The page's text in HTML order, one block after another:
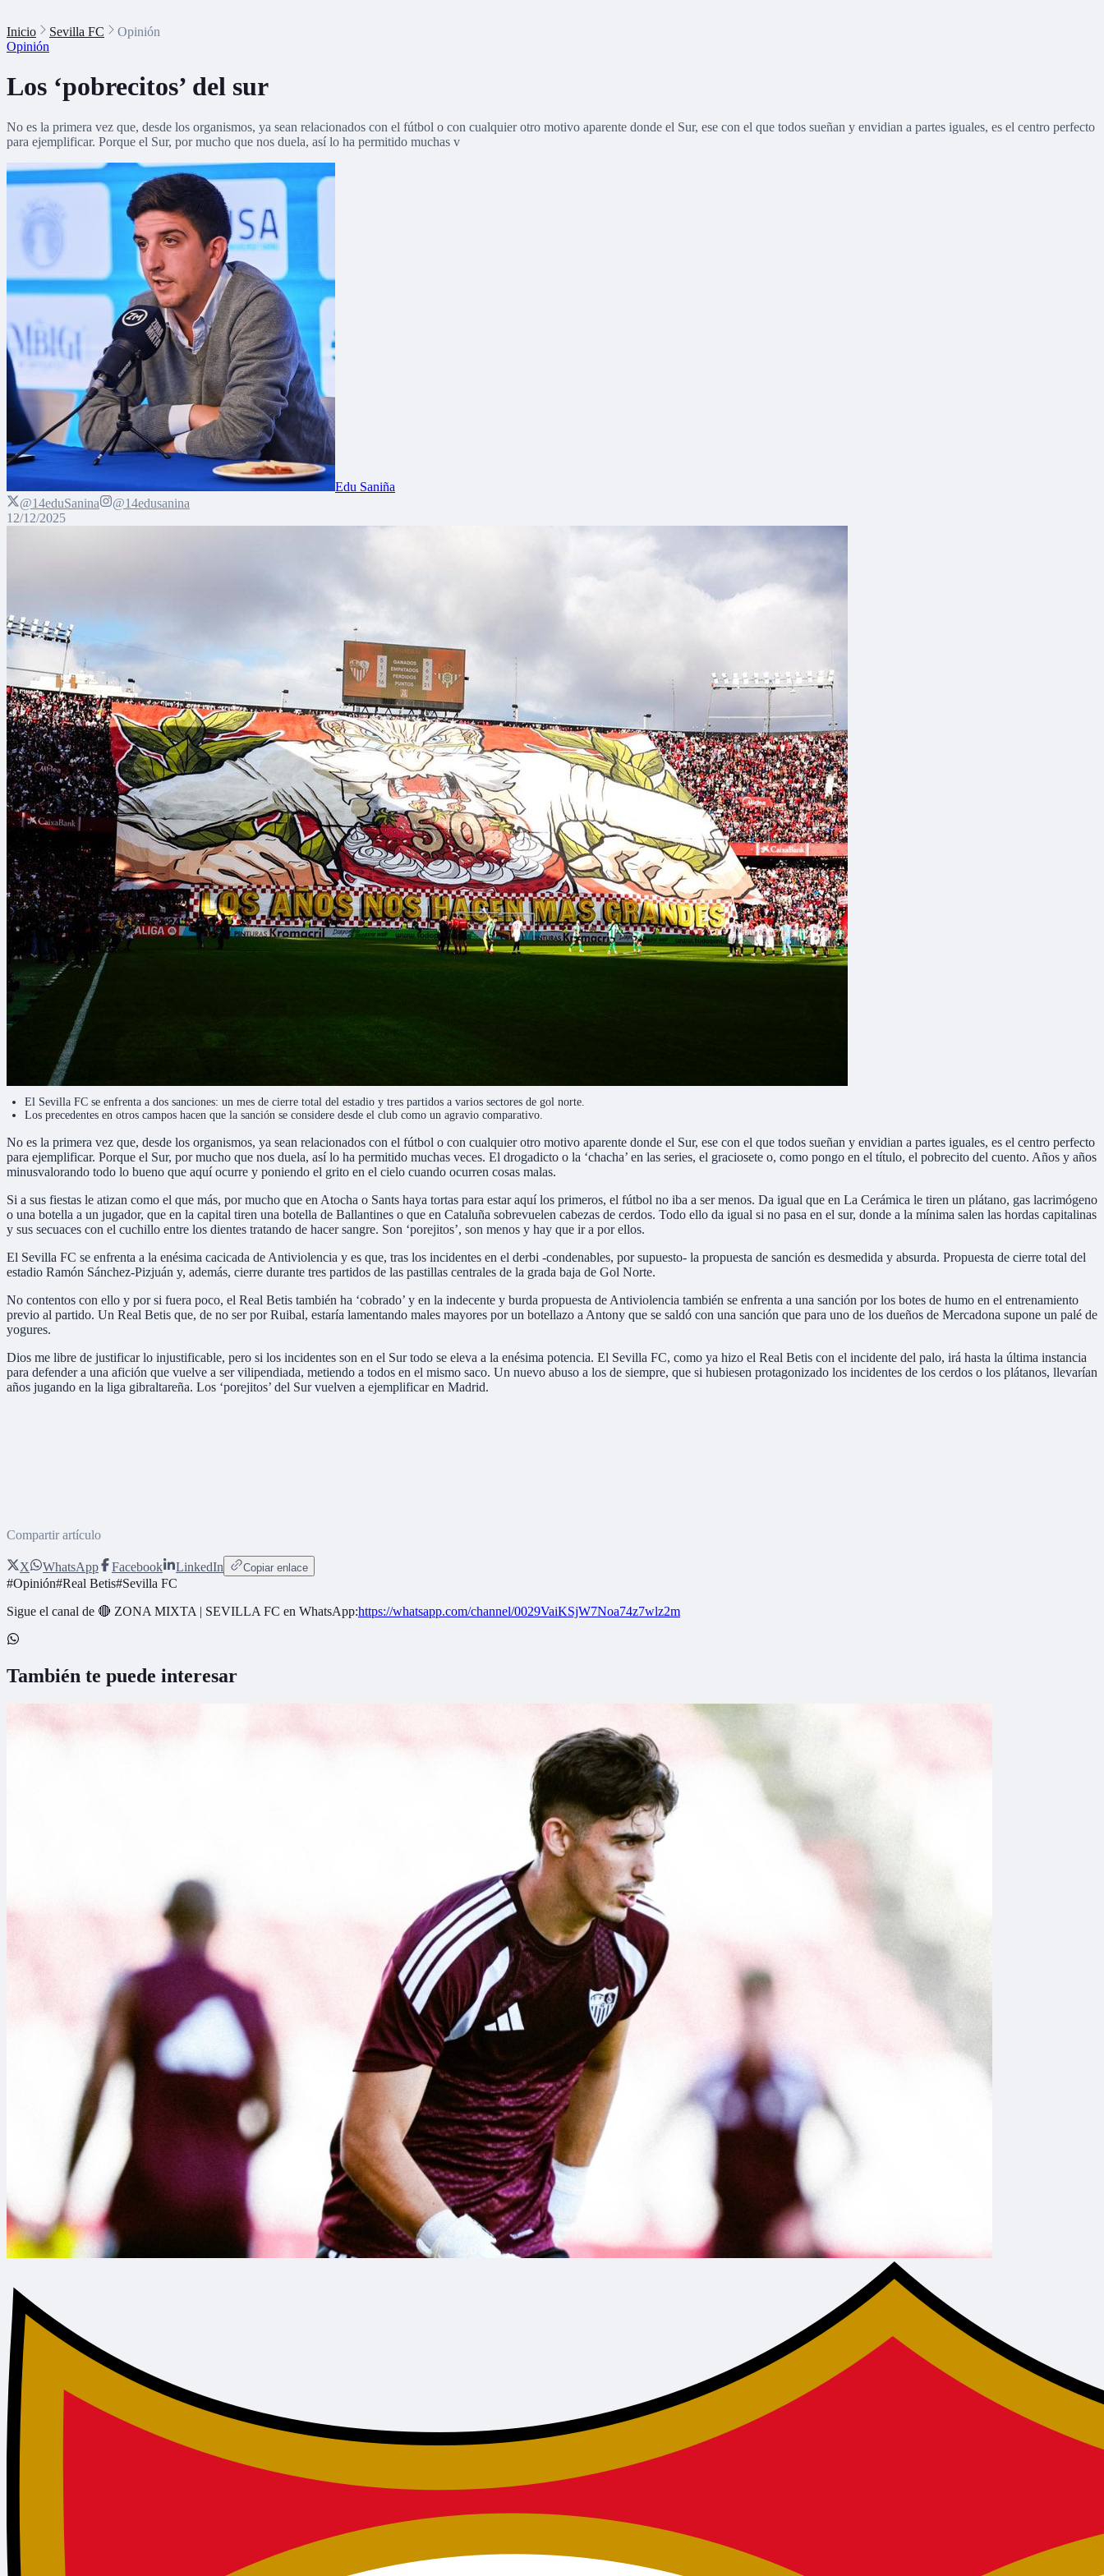
Inicio Sevilla FC
Opinión
Opinión
Los ‘pobrecitos’ del sur
No es la primera vez que, desde los organismos, ya sean relacionados con el fútbol o con cualquier otro motivo aparente donde el Sur, ese con el que todos sueñan y envidian a partes iguales, es el centro perfecto
para ejemplificar. Porque el Sur, por mucho que nos duela, así lo ha permitido muchas v
Edu Saniña
@14eduSanina
@14edusanina
12/12/2025
El Sevilla FC se enfrenta a dos sanciones: un mes de cierre total del estadio y tres partidos a varios sectores de gol norte.
Los precedentes en otros campos hacen que la sanción se considere desde el club como un agravio comparativo.
No es la primera vez que, desde los organismos, ya sean relacionados con el fútbol o con cualquier otro motivo aparente donde el Sur, ese con el que todos sueñan y envidian a partes iguales, es el centro perfecto
para ejemplificar. Porque el Sur, por mucho que nos duela, así lo ha permitido muchas veces. El drogadicto o la ‘chacha’ en las series, el graciosete o, como pongo en el título, el pobrecito del cuento. Años y años
minusvalorando todo lo bueno que aquí ocurre y poniendo el grito en el cielo cuando ocurren cosas malas.
Si a sus fiestas le atizan como el que más, por mucho que en Atocha o Sants haya tortas para estar aquí los primeros, el fútbol no iba a ser menos. Da igual que en La Cerámica le tiren un plátano, gas lacrimógeno
o una botella a un jugador, que en la capital tiren una botella de Ballantines o que en Cataluña sobrevuelen cabezas de cerdos. Todo ello da igual si no pasa en el sur, donde a la mínima salen las hordas capitalinas
y sus secuaces con el cuchillo entre los dientes tratando de hacer sangre. Son ‘porejitos’, son menos y hay que ir a por ellos.
El Sevilla FC se enfrenta a la enésima cacicada de Antiviolencia y es que, tras los incidentes en el derbi -condenables, por supuesto- la propuesta de sanción es desmedida y absurda. Propuesta de cierre total del
estadio Ramón Sánchez-Pizjuán y, además, cierre durante tres partidos de las pastillas centrales de la grada baja de Gol Norte.
No contentos con ello y por si fuera poco, el Real Betis también ha ‘cobrado’ y en la indecente y burda propuesta de Antiviolencia también se enfrenta a una sanción por los botes de humo en el entrenamiento
previo al partido. Un Real Betis que, de no ser por Ruibal, estaría lamentando males mayores por un botellazo a Antony que se saldó con una sanción que para uno de los dueños de Mercadona supone un palé de
yogures.
Dios me libre de justificar lo injustificable, pero si los incidentes son en el Sur todo se eleva a la enésima potencia. El Sevilla FC, como ya hizo el Real Betis con el incidente del palo, irá hasta la última instancia
para defender a una afición que vuelve a ser vilipendiada, metiendo a todos en el mismo saco. Un nuevo abuso a los de siempre, que si hubiesen protagonizado los incidentes de los cerdos o los plátanos, llevarían
años jugando en la liga gibraltareña. Los ‘porejitos’ del Sur vuelven a ejemplificar en Madrid.
Compartir artículo
X WhatsApp Facebook LinkedIn Copiar enlace
#Opinión#Real Betis#Sevilla FC
Sigue el canal de 🔴 ZONA MIXTA | SEVILLA FC en WhatsApp:https://whatsapp.com/channel/0029VaiKSjW7Noa74z7wlz2m
También te puede interesar